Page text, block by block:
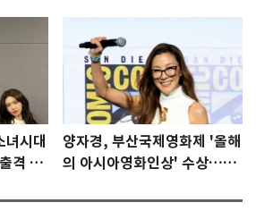
시대
격 [N
양자경, 부산국제영화제 '올해
의 아시아영화인상' 수상…15